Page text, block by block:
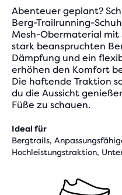
Abenteuer geplant?
Berg-Trailrunning-
Mesh-Obermaterial mit
stark beanspruchten
Dämpfung und ein
erhöhen den Komfort
Die haftende Traktion
du die Aussicht
Füße zu schauen.
Ideal für
Bergtrails,
Hochleistungstraktion,